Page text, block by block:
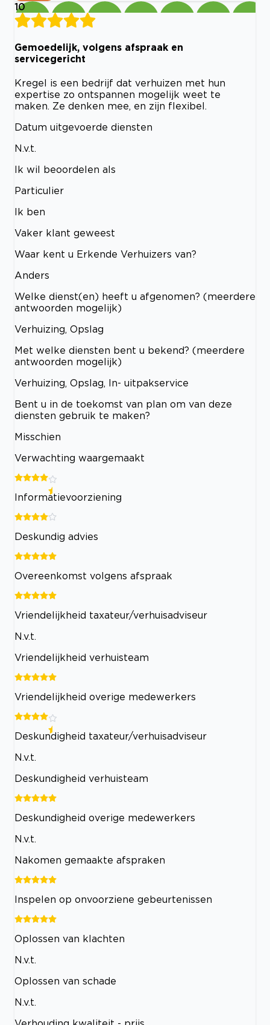
10
Gemoedelijk, volgens afspraak en
servicegericht
Kregel is een bedrijf dat verhuizen met hun
expertise zo ontspannen mogelijk weet te
maken. Ze denken mee, en zijn flexibel.
Datum uitgevoerde diensten
N.v.t.
Ik wil beoordelen als
Particulier
Ik ben
Vaker klant geweest
Waar kent u Erkende Verhuizers van?
Anders
Welke dienst(en) heeft u afgenomen? (meerdere
antwoorden mogelijk)
Verhuizing, Opslag
Met welke diensten bent u bekend? (meerdere
antwoorden mogelijk)
Verhuizing, Opslag, In- uitpakservice
Bent u in de toekomst van plan om van deze
diensten gebruik te maken?
Misschien
Verwachting waargemaakt
Informatievoorziening
Deskundig advies
Overeenkomst volgens afspraak
Vriendelijkheid taxateur/verhuisadviseur
N.v.t.
Vriendelijkheid verhuisteam
Vriendelijkheid overige medewerkers
Deskundigheid taxateur/verhuisadviseur
N.v.t.
Deskundigheid verhuisteam
Deskundigheid overige medewerkers
N.v.t.
Nakomen gemaakte afspraken
Inspelen op onvoorziene gebeurtenissen
Oplossen van klachten
N.v.t.
Oplossen van schade
N.v.t.